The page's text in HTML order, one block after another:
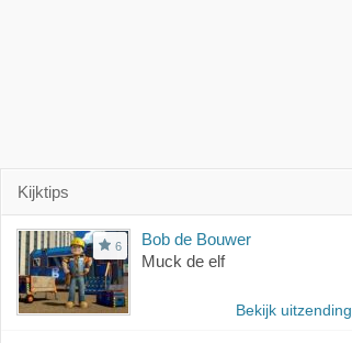
Kijktips
6
Bob de Bouwer
Muck de elf
Bekijk uitzending